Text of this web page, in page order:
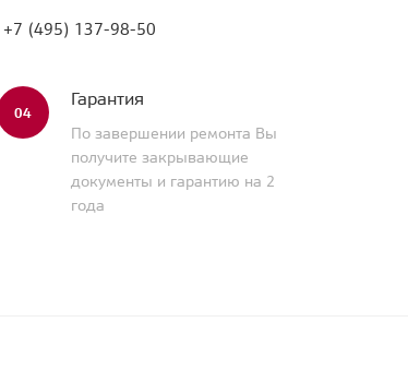
+7 (495) 137-98-50
04
Гарантия
По завершении ремонта Вы
получите закрывающие
документы и гарантию на 2
года